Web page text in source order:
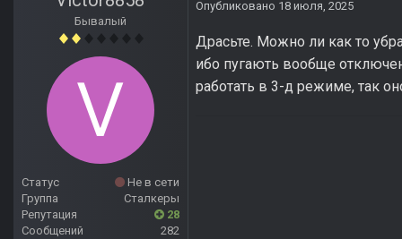
Бывалый
Статус
Не в сети
Группа
Сталкеры
Репутация
28
Сообщений
282
Опубликовано 18 июля, 2025
Драсьте. Можно ли как то
ибо пугають вообще
работать в 3-д режиме, так